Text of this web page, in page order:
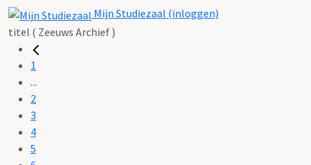
Mijn Studiezaal (inloggen)
titel ( Zeeuws Archief )
1
...
2
3
4
5